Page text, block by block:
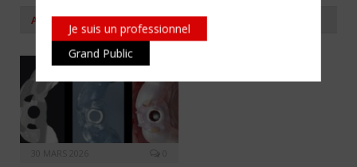
Je suis un professionnel
Grand Public
AUTOUR DU MÊME SUJET